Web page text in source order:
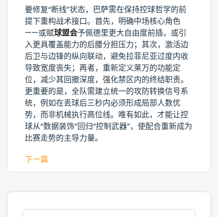
要修复“断线”状态，巴萨需在保持控球哲学的前
提下重构战术接口。首先，明确中场核心角色
——或赋球盟会予佩德里更大自由度前插，或引
入更具覆盖能力的后腰分担压力；其次，激活边
后卫与边锋的纵向联动，避免拉菲尼亚过度内收
导致宽度丧失；再者，重新定义莱万的功能定
位，减少其回撤深度，强化禁区内的终结职责。
更重要的是，全队需建立统一的攻防转换信号系
统，例如在丢球后三秒内必须形成局部人数优
势，而非机械执行高位线。唯有如此，才能让控
球从“数据装饰”回归“控制武器”，使配合重新成为
比赛走势的主导力量。
下一篇